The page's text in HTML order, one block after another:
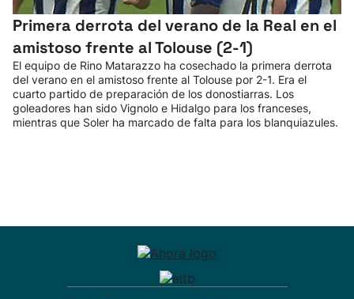
Primera derrota del verano de la Real en el
amistoso frente al Tolouse (2-1)
El equipo de Rino Matarazzo ha cosechado la primera derrota
del verano en el amistoso frente al Tolouse por 2-1. Era el
cuarto partido de preparación de los donostiarras. Los
goleadores han sido Vignolo e Hidalgo para los franceses,
mientras que Soler ha marcado de falta para los blanquiazules.